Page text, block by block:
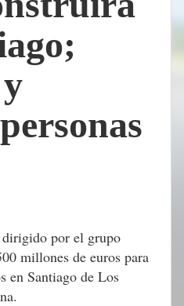
por el grupo
millones de euros para
en Santiago de Los